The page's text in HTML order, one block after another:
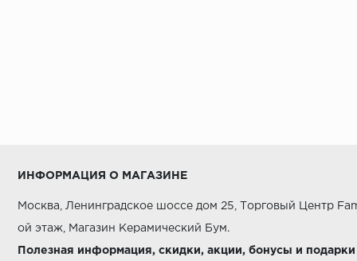
ИНФОРМАЦИЯ О МАГАЗИНЕ
Москва, Ленинградское шоссе дом 25, Торговый Центр
ой этаж, Магазин Керамический Бум.
Полезная информация, скидки, акции, бонусы и